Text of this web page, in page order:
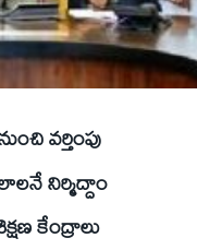
వర్తింపు
నిర్మిద్దాం
కేంద్రాలు